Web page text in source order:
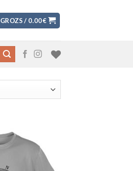
GROZS /0.00€
Add to
Wishlist